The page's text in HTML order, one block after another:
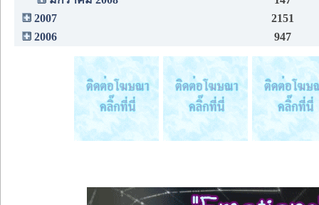
2007
2151
2006
947